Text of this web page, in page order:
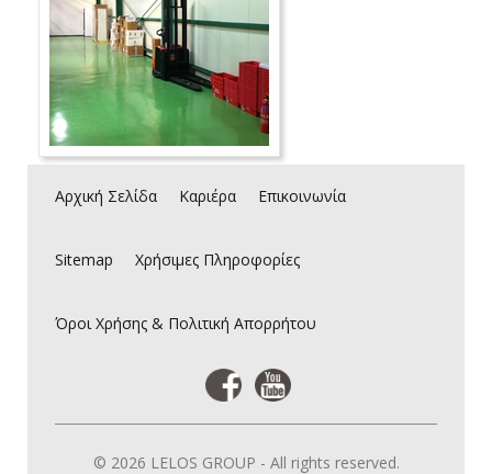
Αρχική Σελίδα Καριέρα Επικοινωνία
Sitemap Χρήσιμες Πληροφορίες
Όροι Χρήσης & Πολιτική Απορρήτου
© 2026 LELOS GROUP - All rights reserved.